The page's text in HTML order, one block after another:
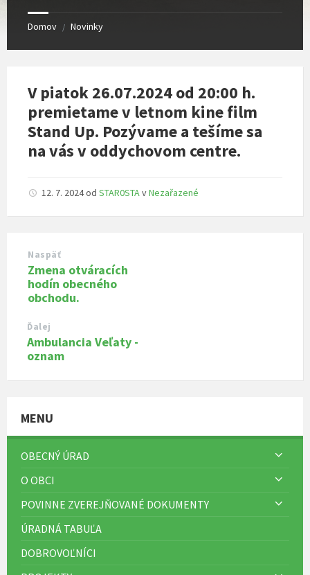
Domov / Novinky
V piatok 26.07.2024 od 20:00 h.
premietame v letnom kine film
Stand Up. Pozývame a tešíme sa
na vás v oddychovom centre.
12. 7. 2024od STAR0STAvNezařazené
Naspäť
Zmena otváracích
hodín obecného
obchodu.
Ďalej
Ambulancia Veľaty -
oznam
MENU
OBECNÝ ÚRAD
O OBCI
POVINNE ZVEREJŇOVANÉ DOKUMENTY
ÚRADNÁ TABUĽA
DOBROVOĽNÍCI